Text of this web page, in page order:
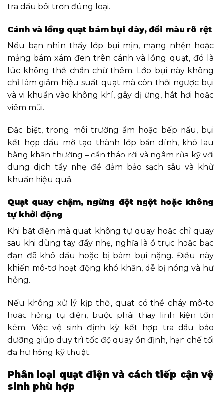
tra dầu bôi trơn đúng loại.
Cánh và lồng quạt bám bụi dày, đổi màu rõ rệt
Nếu bạn nhìn thấy lớp bụi mịn, mạng nhện hoặc
mảng bám xám đen trên cánh và lồng quạt, đó là
lúc không thể chần chừ thêm. Lớp bụi này không
chỉ làm giảm hiệu suất quạt mà còn thổi ngược bụi
và vi khuẩn vào không khí, gây dị ứng, hắt hơi hoặc
viêm mũi.
Đặc biệt, trong môi trường ẩm hoặc bếp nấu, bụi
kết hợp dầu mỡ tạo thành lớp bẩn dính, khó lau
bằng khăn thường – cần tháo rời và ngâm rửa kỹ với
dung dịch tẩy nhẹ để đảm bảo sạch sâu và khử
khuẩn hiệu quả.
Quạt quay chậm, ngừng đột ngột hoặc không
tự khởi động
Khi bật điện mà quạt không tự quay hoặc chỉ quay
sau khi dùng tay đẩy nhẹ, nghĩa là ổ trục hoặc bạc
đạn đã khô dầu hoặc bị bám bụi nặng. Điều này
khiến mô-tơ hoạt động khó khăn, dễ bị nóng và hư
hỏng.
Nếu không xử lý kịp thời, quạt có thể cháy mô-tơ
hoặc hỏng tụ điện, buộc phải thay linh kiện tốn
kém. Việc vệ sinh định kỳ kết hợp tra dầu bảo
dưỡng giúp duy trì tốc độ quay ổn định, hạn chế tối
đa hư hỏng kỹ thuật.
Phân loại quạt điện và cách tiếp cận vệ
sinh phù hợp